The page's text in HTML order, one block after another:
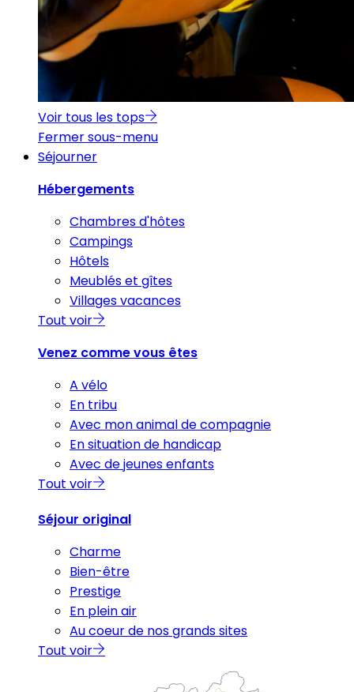
Voir tous les tops
Fermer sous-menu
Séjourner
Hébergements
Chambres d'hôtes
Campings
Hôtels
Meublés et gîtes
Villages vacances
Tout voir
Venez comme vous êtes
A vélo
En tribu
Avec mon animal de compagnie
En situation de handicap
Avec de jeunes enfants
Tout voir
Séjour original
Charme
Bien-être
Prestige
En plein air
Au coeur de nos grands sites
Tout voir